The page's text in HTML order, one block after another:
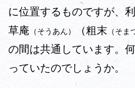
に位置するものですが、
草庵 （そうあん） （粗末 （そま
の間は共通しています。
っていたのでしょうか。